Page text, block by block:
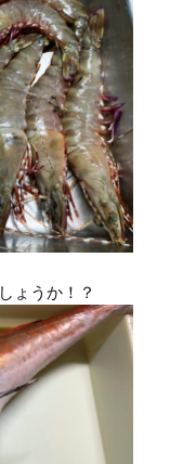
ょうか！？